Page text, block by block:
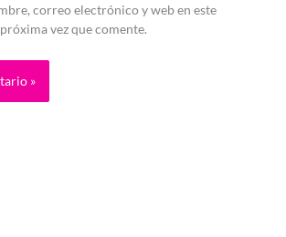
correo electrónico y web en este
vez que comente.